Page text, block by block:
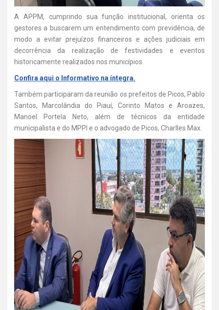
A APPM, cumprindo sua função institucional, orienta os
gestores a buscarem um entendimento com previdência, de
modo a evitar prejuízos financeiros e ações judiciais em
decorrência da realização de festividades e eventos
historicamente realizados nos municípios.
Confira aqui o Informativo na íntegra.
Também participaram da reunião os prefeitos de Picos, Pablo
Santos, Marcolândia do Piauí, Corinto Matos e Aroazes,
Manoel Portela Neto, além de técnicos da entidade
municipalista e do MPPI e o advogado de Picos, Charlles Max.